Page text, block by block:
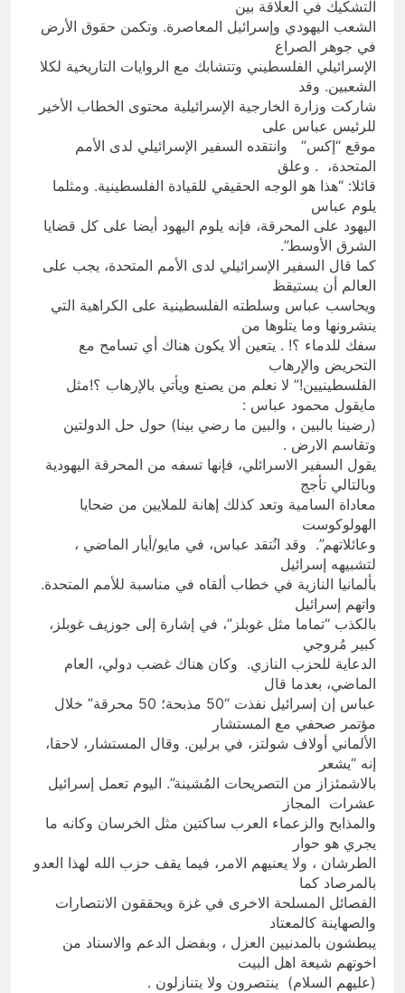
التشكيك في العلاقة بين
الشعب اليهودي وإسرائيل المعاصرة. وتكمن حقوق الأرض
في جوهر الصراع
الإسرائيلي الفلسطيني وتتشابك مع الروايات التاريخية لكلا
الشعبين. وقد
شاركت وزارة الخارجية الإسرائيلية محتوى الخطاب الأخير
للرئيس عباس على
موقع “إكس” وانتقده السفير الإسرائيلي لدى الأمم
المتحدة، . وعلق
قائلا: “هذا هو الوجه الحقيقي للقيادة الفلسطينية. ومثلما
يلوم عباس
اليهود على المحرقة، فإنه يلوم اليهود أيضا على كل قضايا
الشرق الأوسط”.
كما قال السفير الإسرائيلي لدى الأمم المتحدة، يجب على
العالم أن يستيقظ
ويحاسب عباس وسلطته الفلسطينية على الكراهية التي
ينشرونها وما يتلوها من
سفك للدماء ؟! . يتعين ألا يكون هناك أي تسامح مع
التحريض والإرهاب
الفلسطينيين!” لا نعلم من يصنع ويأتي بالإرهاب ؟!مثل
مايقول محمود عباس :
(رضينا بالبين ، والبين ما رضي بينا) حول حل الدولتين
وتقاسم الارض .
يقول السفير الاسرائلي، فإنها تسفه من المحرقة اليهودية
وبالتالي تأجج
معاداة السامية وتعد كذلك إهانة للملايين من ضحايا
الهولوكوست
وعائلاتهم”. وقد انُتقد عباس، في مايو/أيار الماضي ،
لتشبيهه إسرائيل
بألمانيا النازية في خطاب ألقاه في مناسبة للأمم المتحدة.
واتهم إسرائيل
بالكذب “تماما مثل غوبلز”، في إشارة إلى جوزيف غوبلز،
كبير مُروجي
الدعاية للحزب النازي. وكان هناك غضب دولي، العام
الماضي، بعدما قال
عباس إن إسرائيل نفذت “50 مذبحة؛ 50 محرقة” خلال
مؤتمر صحفي مع المستشار
الألماني أولاف شولتز، في برلين. وقال المستشار، لاحقا،
إنه “يشعر
بالاشمئزاز من التصريحات المُشينة”. اليوم تعمل إسرائيل
عشرات المجاز
والمذابح والزعماء العرب ساكتين مثل الخرسان وكانه ما
يجري هو حوار
الطرشان ، ولا يعنيهم الامر، فيما يقف حزب الله لهذا العدو
بالمرصاد كما
الفصائل المسلحة الاخرى في غزة ويحققون الانتصارات
والصهاينة كالمعتاد
يبطشون بالمدنيين العزل ، وبفضل الدعم والاسناد من
اخوتهم شيعة اهل البيت
(عليهم السلام) ينتصرون ولا يتنازلون .